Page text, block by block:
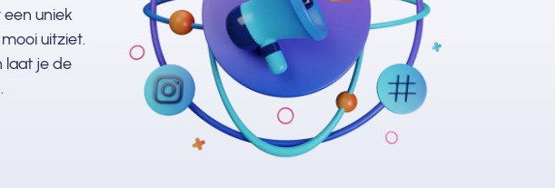
uniek
uitziet.
laat je de